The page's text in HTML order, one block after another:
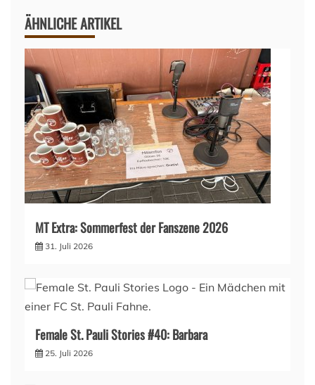
ÄHNLICHE ARTIKEL
MT Extra: Sommerfest der Fanszene 2026
31. Juli 2026
Female St. Pauli Stories #40: Barbara
25. Juli 2026